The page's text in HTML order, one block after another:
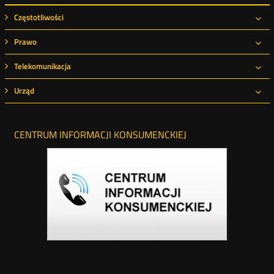
Częstotliwości
Prawo
Telekomunikacja
Urząd
CENTRUM INFORMACJI KONSUMENCKIEJ